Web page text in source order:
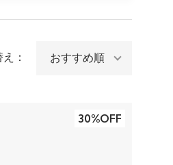
：
30%OFF